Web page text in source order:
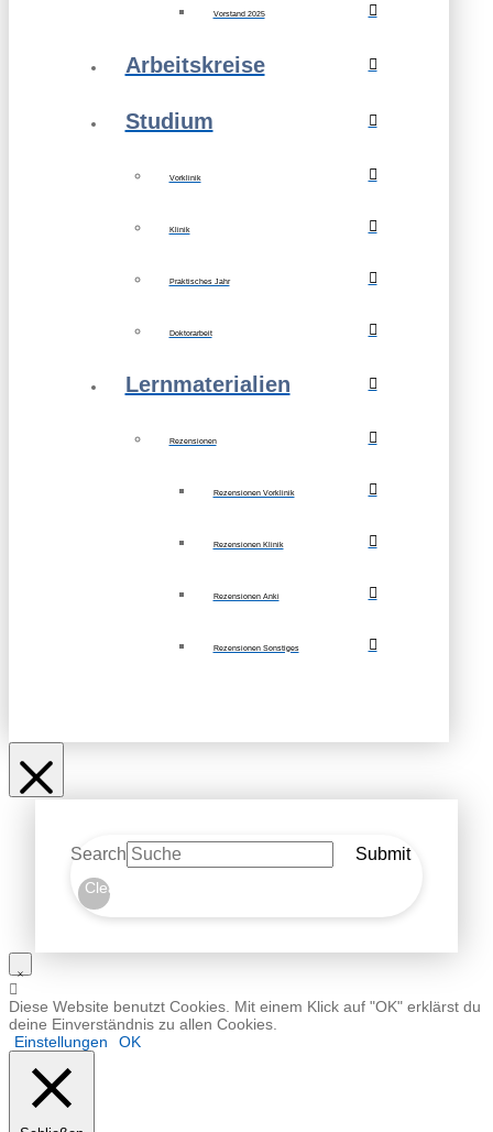
Vorstand 2025
Arbeitskreise
Studium
Vorklinik
Klinik
Praktisches Jahr
Doktorarbeit
Lernmaterialien
Rezensionen
Rezensionen Vorklinik
Rezensionen Klinik
Rezensionen Anki
Rezensionen Sonstiges
Search Submit
Clear
Diese Website benutzt Cookies. Mit einem Klick auf "OK" erklärst du
deine Einverständnis zu allen Cookies.
Einstellungen
OK